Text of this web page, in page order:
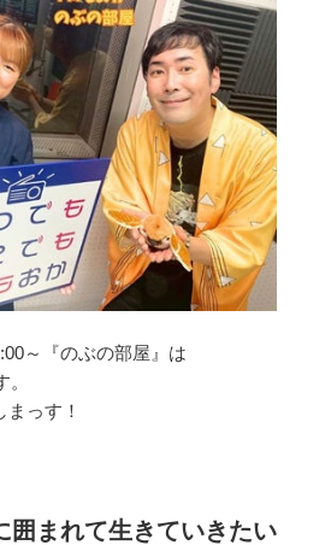
～『のぶの部屋』は
っす！
囲まれて生きていきたい